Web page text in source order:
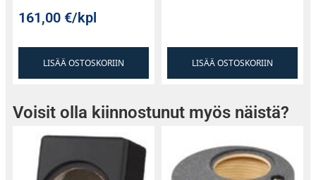
161,00€/kpl
LISÄÄ OSTOSKORIIN LISÄÄ OSTOSKORIIN
Voisit olla kiinnostunut myös näistä?